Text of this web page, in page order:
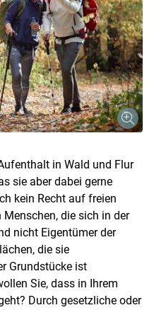
in Wald und Flur
sie aber dabei gerne
kein Recht auf freien
die sich in der
nicht Eigentümer der
die sie
Grundstücke ist
Sie, dass in Ihrem
Durch gesetzliche oder